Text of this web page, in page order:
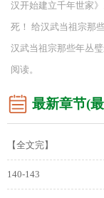
汉开始建立千年世家
死！ 给汉武当祖宗那
汉武当祖宗那些年丛
阅读。
最新章节(
【全文完】
140-143